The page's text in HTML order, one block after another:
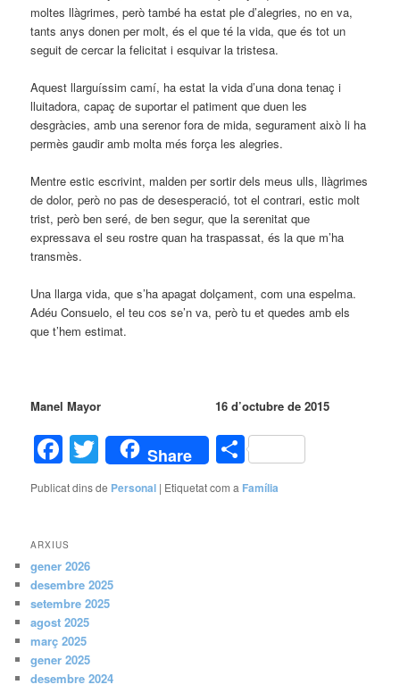
moltes llàgrimes, però també ha estat ple d’alegries, no en va,
tants anys donen per molt, és el que té la vida, que és tot un
seguit de cercar la felicitat i esquivar la tristesa.
Aquest llarguíssim camí, ha estat la vida d’una dona tenaç i
lluitadora, capaç de suportar el patiment que duen les
desgràcies, amb una serenor fora de mida, segurament això li ha
permès gaudir amb molta més força les alegries.
Mentre estic escrivint, malden per sortir dels meus ulls, llàgrimes
de dolor, però no pas de desesperació, tot el contrari, estic molt
trist, però ben seré, de ben segur, que la serenitat que
expressava el seu rostre quan ha traspassat, és la que m’ha
transmès.
Una llarga vida, que s’ha apagat dolçament, com una espelma.
Adéu Consuelo, el teu cos se’n va, però tu et quedes amb els
que t’hem estimat.
Manel Mayor 16 d’octubre de 2015
Facebook
Twitter
Share Comparteix
Publicat dins de Personal | Etiquetat com a Família
ARXIUS
gener 2026
desembre 2025
setembre 2025
agost 2025
març 2025
gener 2025
desembre 2024